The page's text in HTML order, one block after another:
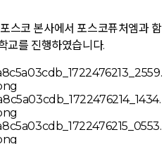
스코 본사에서 포스코퓨처엠과 함
교를 진행하였습니다.